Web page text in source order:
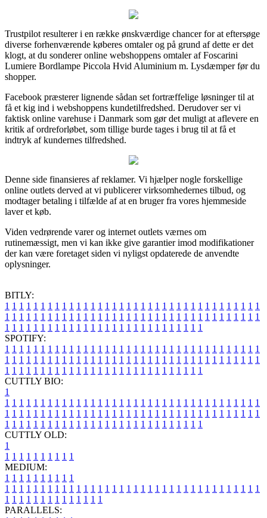
Trustpilot resulterer i en række ønskværdige chancer for at eftersøge
diverse forhenværende køberes omtaler og på grund af dette er det
klogt, at du sonderer online webshoppens omtaler af Foscarini
Lumiere Bordlampe Piccola Hvid Aluminium m. Lysdæmper før du
shopper.
Facebook præsterer lignende sådan set fortræffelige løsninger til at
få et kig ind i webshoppens kundetilfredshed. Derudover ser vi
faktisk online varehuse i Danmark som gør det muligt at aflevere en
kritik af ordreforløbet, som tillige burde tages i brug til at få et
indtryk af kundernes tilfredshed.
Denne side finansieres af reklamer. Vi hjælper nogle forskellige
online outlets derved at vi publicerer virksomhedernes tilbud, og
modtager betaling i tilfælde af at en bruger fra vores hjemmeside
laver et køb.
Viden vedrørende varer og internet outlets værnes om
rutinemæssigt, men vi kan ikke give garantier imod modifikationer
der kan være foretaget siden vi nyligst opdaterede de anvendte
oplysninger.
BITLY:
1 1 1 1 1 1 1 1 1 1 1 1 1 1 1 1 1 1 1 1 1 1 1 1 1 1 1 1 1 1 1 1 1 1 1 1
1 1 1 1 1 1 1 1 1 1 1 1 1 1 1 1 1 1 1 1 1 1 1 1 1 1 1 1 1 1 1 1 1 1 1 1
1 1 1 1 1 1 1 1 1 1 1 1 1 1 1 1 1 1 1 1 1 1 1 1 1 1 1 1
SPOTIFY:
1 1 1 1 1 1 1 1 1 1 1 1 1 1 1 1 1 1 1 1 1 1 1 1 1 1 1 1 1 1 1 1 1 1 1 1
1 1 1 1 1 1 1 1 1 1 1 1 1 1 1 1 1 1 1 1 1 1 1 1 1 1 1 1 1 1 1 1 1 1 1 1
1 1 1 1 1 1 1 1 1 1 1 1 1 1 1 1 1 1 1 1 1 1 1 1 1 1 1 1
CUTTLY BIO:
1
1 1 1 1 1 1 1 1 1 1 1 1 1 1 1 1 1 1 1 1 1 1 1 1 1 1 1 1 1 1 1 1 1 1 1 1
1 1 1 1 1 1 1 1 1 1 1 1 1 1 1 1 1 1 1 1 1 1 1 1 1 1 1 1 1 1 1 1 1 1 1 1
1 1 1 1 1 1 1 1 1 1 1 1 1 1 1 1 1 1 1 1 1 1 1 1 1 1 1 1
CUTTLY OLD:
1
1 1 1 1 1 1 1 1 1 1
MEDIUM:
1 1 1 1 1 1 1 1 1 1
1 1 1 1 1 1 1 1 1 1 1 1 1 1 1 1 1 1 1 1 1 1 1 1 1 1 1 1 1 1 1 1 1 1 1 1
1 1 1 1 1 1 1 1 1 1 1 1 1 1
PARALLELS: